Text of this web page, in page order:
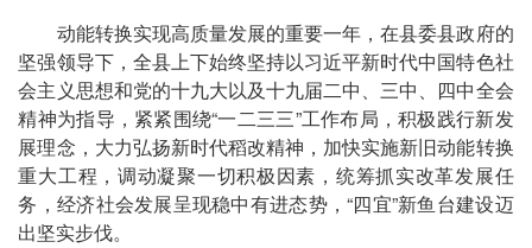
动能转换实现高质量发展的重要一年，在县委县政府的
坚强领导下，全县上下始终坚持以习近平新时代中国特色社
会主义思想和党的十九大以及十九届二中、三中、四中全会
精神为指导，紧紧围绕“一二三三”工作布局，积极践行新发
展理念，大力弘扬新时代稻改精神，加快实施新旧动能转换
重大工程，调动凝聚一切积极因素，统筹抓实改革发展任
务，经济社会发展呈现稳中有进态势，“四宜”新鱼台建设迈
出坚实步伐。